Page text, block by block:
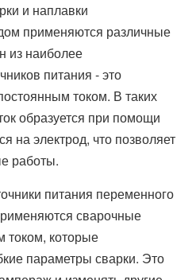
и наплавки
применяются различные
из наиболее
питания - это
током. В таких
образуется при помощи
на электрод, что позволяет
работы.
питания переменного
сварочные
током, которые
параметры сварки. Это